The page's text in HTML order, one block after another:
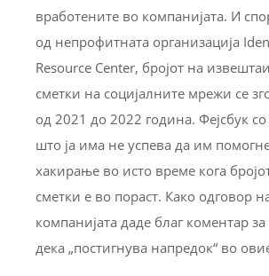
вработените во компанијата. И
од непрофитната организација
Resource Center, бројот на
сметки на социјалните мрежи се
од 2021 до 2022 година. Фејсбук со
што ја има не успева да им
хакирање во исто време кога
сметки е во пораст. Како одговор
компанијата даде благ коментар за
дека „постигнува напредок“ во